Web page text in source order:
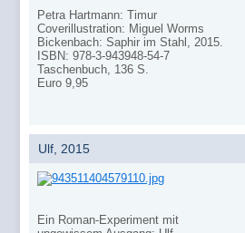
Petra Hartmann: Timur
Coverillustration: Miguel Worms
Bickenbach: Saphir im Stahl, 2015.
ISBN: 978-3-943948-54-7
Taschenbuch, 136 S.
Euro 9,95
Ulf, 2015
Ein Roman-Experiment mit